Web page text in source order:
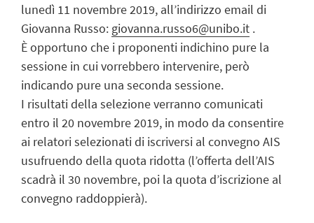
lunedì 11 novembre 2019, all’indirizzo email di
Giovanna Russo: giovanna.russo6@unibo.it .
È opportuno che i proponenti indichino pure la
sessione in cui vorrebbero intervenire, però
indicando pure una seconda sessione.
I risultati della selezione verranno comunicati
entro il 20 novembre 2019, in modo da consentire
ai relatori selezionati di iscriversi al convegno AIS
usufruendo della quota ridotta (l’offerta dell’AIS
scadrà il 30 novembre, poi la quota d’iscrizione al
convegno raddoppierà).